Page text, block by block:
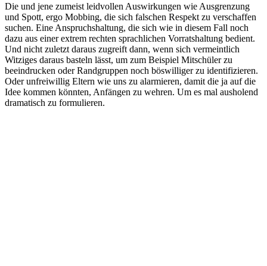
Die und jene zumeist leidvollen Auswirkungen wie Ausgrenzung
und Spott, ergo Mobbing, die sich falschen Respekt zu verschaffen
suchen. Eine Anspruchshaltung, die sich wie in diesem Fall noch
dazu aus einer extrem rechten sprachlichen Vorratshaltung bedient.
Und nicht zuletzt daraus zugreift dann, wenn sich vermeintlich
Witziges daraus basteln lässt, um zum Beispiel Mitschüler zu
beeindrucken oder Randgruppen noch böswilliger zu identifizieren.
Oder unfreiwillig Eltern wie uns zu alarmieren, damit die ja auf die
Idee kommen könnten, Anfängen zu wehren. Um es mal ausholend
dramatisch zu formulieren.